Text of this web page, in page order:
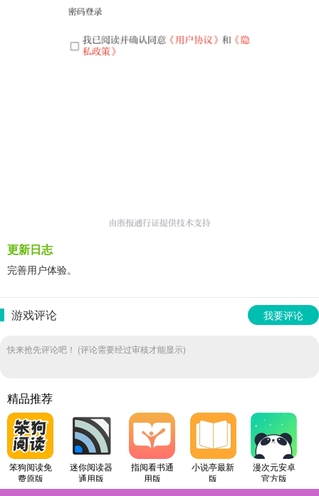
更新日志
完善用户体验。
游戏评论 我要评论
快来抢先评论吧！ (评论需要经过审核才能显示)
精品推荐
笨狗阅读免
费原版
迷你阅读器
通用版
指阅看书通
用版
小说亭最新
版
漫次元安卓
官方版